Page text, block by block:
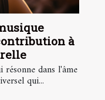
à
dans l'âme
qui...